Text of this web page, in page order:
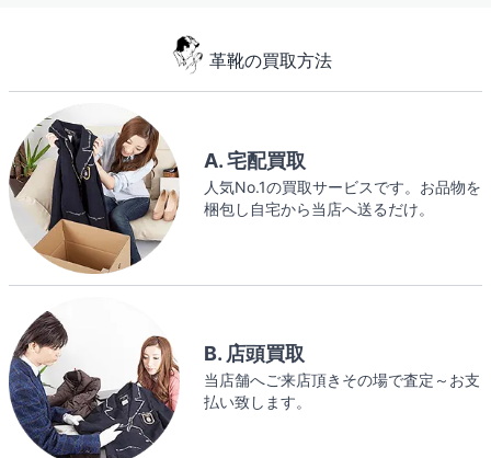
革靴の買取方法
A. 宅配買取
人気No.1の買取サービスです。お品物を
梱包し自宅から当店へ送るだけ。
B. 店頭買取
当店舗へご来店頂きその場で査定～お支
払い致します。